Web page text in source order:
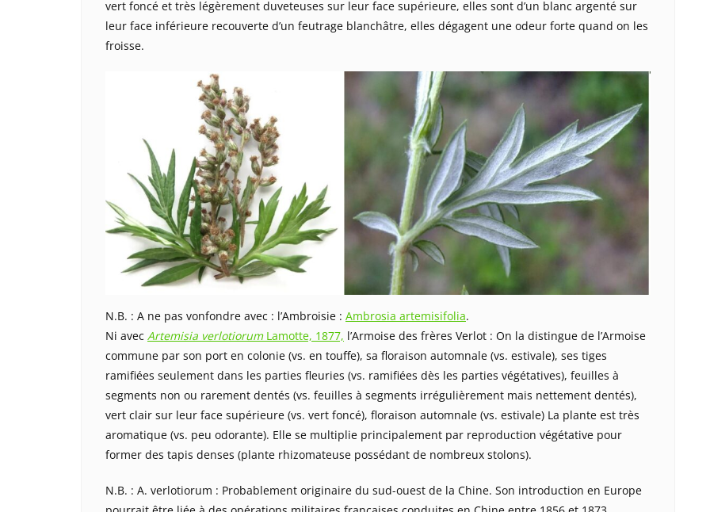
vert foncé et très légèrement duveteuses sur leur face supérieure, elles sont d’un blanc argenté sur
leur face inférieure recouverte d’un feutrage blanchâtre, elles dégagent une odeur forte quand on les
froisse.
N.B. : A ne pas vonfondre avec : l’Ambroisie : Ambrosia artemisifolia.
Ni avec Artemisia verlotiorumLamotte, 1877, l’Armoise des frères Verlot : On la distingue de l’Armoise
commune par son port en colonie (vs. en touffe), sa floraison automnale (vs. estivale), ses tiges
ramifiées seulement dans les parties fleuries (vs. ramifiées dès les parties végétatives), feuilles à
segments non ou rarement dentés (vs. feuilles à segments irrégulièrement mais nettement dentés),
vert clair sur leur face supérieure (vs. vert foncé), floraison automnale (vs. estivale) La plante est très
aromatique (vs. peu odorante). Elle se multiplie principalement par reproduction végétative pour
former des tapis denses (plante rhizomateuse possédant de nombreux stolons).
N.B. : A. verlotiorum : Probablement originaire du sud-ouest de la Chine. Son introduction en Europe